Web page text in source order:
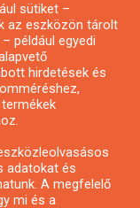
sütiket –
az eszközön tárolt
például egyedi
hirdetések és
adatokat és
A megfelelő
mi és a